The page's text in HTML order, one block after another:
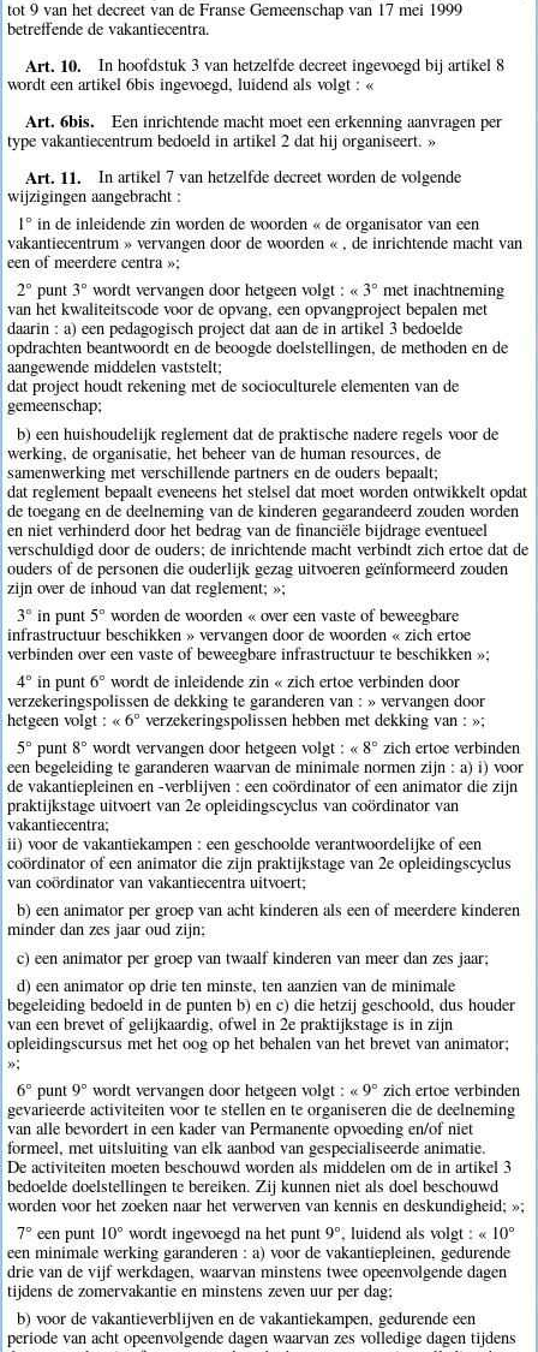
tot 9 van het decreet van de Franse Gemeenschap van 17 mei 1999
betreffende de vakantiecentra.
Art. 10.
In hoofdstuk 3 van hetzelfde decreet ingevoegd bij artikel 8
wordt een artikel 6bis ingevoegd, luidend als volgt : «
Art. 6bis.
Een inrichtende macht moet een erkenning aanvragen per
type vakantiecentrum bedoeld in artikel 2 dat hij organiseert. »
Art. 11.
In artikel 7 van hetzelfde decreet worden de volgende
wijzigingen aangebracht :
1° in de inleidende zin worden de woorden « de organisator van een
vakantiecentrum » vervangen door de woorden « , de inrichtende macht van
een of meerdere centra »;
2° punt 3° wordt vervangen door hetgeen volgt : « 3° met inachtneming
van het kwaliteitscode voor de opvang, een opvangproject bepalen met
daarin : a) een pedagogisch project dat aan de in artikel 3 bedoelde
opdrachten beantwoordt en de beoogde doelstellingen, de methoden en de
aangewende middelen vaststelt;
dat project houdt rekening met de socioculturele elementen van de
gemeenschap;
b) een huishoudelijk reglement dat de praktische nadere regels voor de
werking, de organisatie, het beheer van de human resources, de
samenwerking met verschillende partners en de ouders bepaalt;
dat reglement bepaalt eveneens het stelsel dat moet worden ontwikkelt opdat
de toegang en de deelneming van de kinderen gegarandeerd zouden worden
en niet verhinderd door het bedrag van de financiële bijdrage eventueel
verschuldigd door de ouders; de inrichtende macht verbindt zich ertoe dat de
ouders of de personen die ouderlijk gezag uitvoeren geïnformeerd zouden
zijn over de inhoud van dat reglement; »;
3° in punt 5° worden de woorden « over een vaste of beweegbare
infrastructuur beschikken » vervangen door de woorden « zich ertoe
verbinden over een vaste of beweegbare infrastructuur te beschikken »;
4° in punt 6° wordt de inleidende zin « zich ertoe verbinden door
verzekeringspolissen de dekking te garanderen van : » vervangen door
hetgeen volgt : « 6° verzekeringspolissen hebben met dekking van : »;
5° punt 8° wordt vervangen door hetgeen volgt : « 8° zich ertoe verbinden
een begeleiding te garanderen waarvan de minimale normen zijn : a) i) voor
de vakantiepleinen en -verblijven : een coördinator of een animator die zijn
praktijkstage uitvoert van 2e opleidingscyclus van coördinator van
vakantiecentra;
ii) voor de vakantiekampen : een geschoolde verantwoordelijke of een
coördinator of een animator die zijn praktijkstage van 2e opleidingscyclus
van coördinator van vakantiecentra uitvoert;
b) een animator per groep van acht kinderen als een of meerdere kinderen
minder dan zes jaar oud zijn;
c) een animator per groep van twaalf kinderen van meer dan zes jaar;
d) een animator op drie ten minste, ten aanzien van de minimale
begeleiding bedoeld in de punten b) en c) die hetzij geschoold, dus houder
van een brevet of gelijkaardig, ofwel in 2e praktijkstage is in zijn
opleidingscursus met het oog op het behalen van het brevet van animator;
»;
6° punt 9° wordt vervangen door hetgeen volgt : « 9° zich ertoe verbinden
gevarieerde activiteiten voor te stellen en te organiseren die de deelneming
van alle bevordert in een kader van Permanente opvoeding en/of niet
formeel, met uitsluiting van elk aanbod van gespecialiseerde animatie.
De activiteiten moeten beschouwd worden als middelen om de in artikel 3
bedoelde doelstellingen te bereiken. Zij kunnen niet als doel beschouwd
worden voor het zoeken naar het verwerven van kennis en deskundigheid; »;
7° een punt 10° wordt ingevoegd na het punt 9°, luidend als volgt : « 10°
een minimale werking garanderen : a) voor de vakantiepleinen, gedurende
drie van de vijf werkdagen, waarvan minstens twee opeenvolgende dagen
tijdens de zomervakantie en minstens zeven uur per dag;
b) voor de vakantieverblijven en de vakantiekampen, gedurende een
periode van acht opeenvolgende dagen waarvan zes volledige dagen tijdens